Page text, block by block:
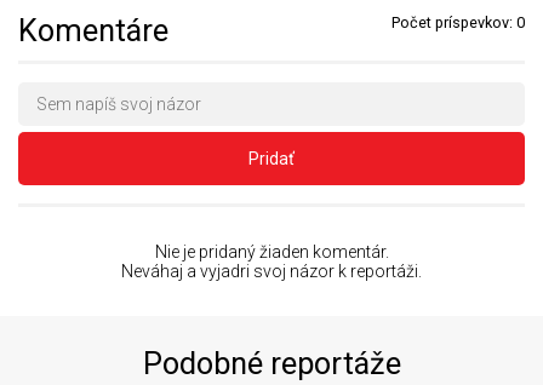
Komentáre Počet príspevkov: 0
Pridať
Nie je pridaný žiaden komentár.
Neváhaj a vyjadri svoj názor k reportáži.
Podobné reportáže